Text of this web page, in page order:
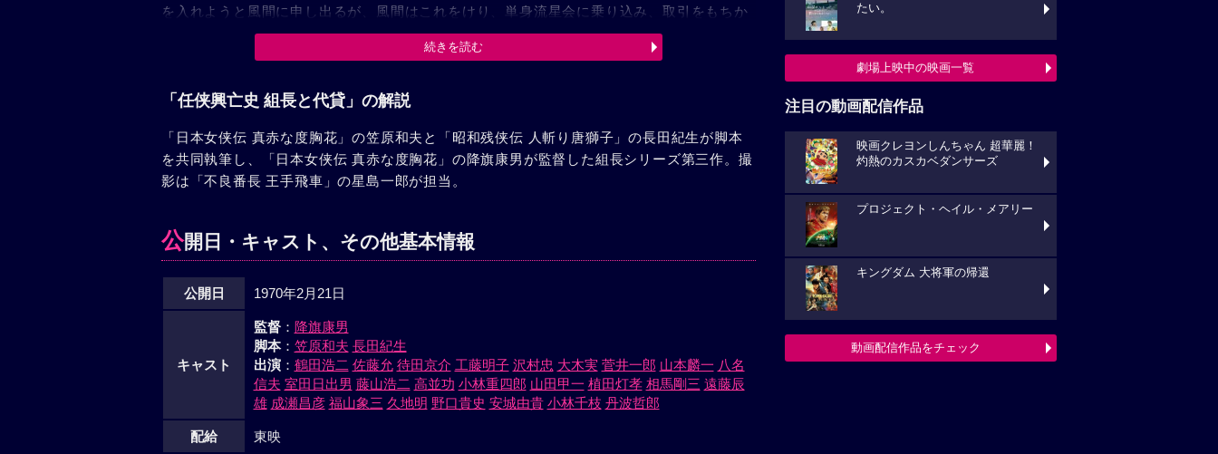
を入れようと風間に申し出るが、風間はこれをけり、単身流星会に乗り込み、取引をもちか
けた。だが、この取引は失敗に終った。風間は裏切った滝田を射殺、そして流星会の一斉射
撃で北島も清水も倒れた。再度の取引を山岸にぶつけた風間だが、今は一切がむなしかっ
た。
続きを読む
「任侠興亡史 組長と代貸」の解説
「日本女侠伝 真赤な度胸花」の笠原和夫と「昭和残侠伝 人斬り唐獅子」の長田紀生が脚本
を共同執筆し、「日本女侠伝 真赤な度胸花」の降旗康男が監督した組長シリーズ第三作。撮
影は「不良番長 王手飛車」の星島一郎が担当。
公開日・キャスト、その他基本情報
公開日 1970年2月21日
キャスト
監督： 降旗康男
脚本： 笠原和夫 長田紀生
出演： 鶴田浩二 佐藤允 待田京介 工藤明子 沢村忠 大木実 菅井一郎 山本麟一 八名
信夫 室田日出男 藤山浩二 高並功 小林重四郎 山田甲一 植田灯孝 相馬剛三 遠藤辰
雄 成瀬昌彦 福山象三 久地明 野口貴史 安城由貴 小林千枝 丹波哲郎
配給 東映
たい。
劇場上映中の映画一覧
注目の動画配信作品
映画クレヨンしんちゃん 超華麗！
灼熱のカスカベダンサーズ
プロジェクト・ヘイル・メアリー
キングダム 大将軍の帰還
動画配信作品をチェック